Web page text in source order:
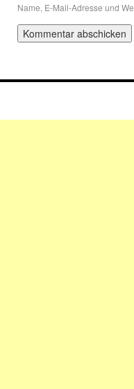
Name, E-Mail-Adresse und